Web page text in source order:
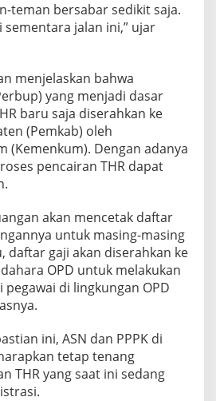
teman bersabar sedikit saja.
jalan ini,” ujar
menjelaskan bahwa
yang menjadi dasar
baru saja diserahkan ke
(Pemkab) oleh
(Kemenkum). Dengan adanya
pencairan THR dapat
akan mencetak daftar
untuk masing-masing
daftar gaji akan diserahkan ke
OPD untuk melakukan
pegawai di lingkungan OPD
ini, ASN dan PPPK di
tetap tenang
THR yang saat ini sedang